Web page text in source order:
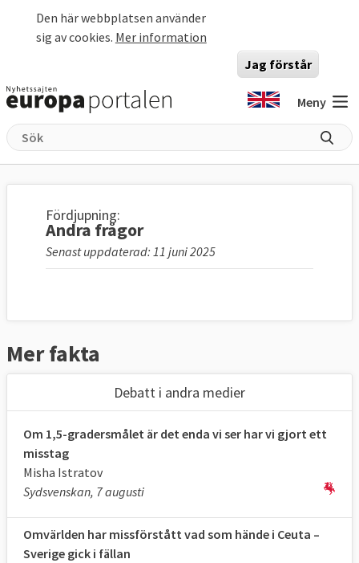
Den här webbplatsen använder
sig av cookies. Mer information
Jag förstår
Meny
Fördjupning:
Andra frågor
Senast uppdaterad: 11 juni 2025
Mer fakta
Debatt i andra medier
Om 1,5-gradersmålet är det enda vi ser har vi gjort ett
misstag
Misha Istratov
Sydsvenskan, 7 augusti
Omvärlden har missförstått vad som hände i Ceuta –
Sverige gick i fällan